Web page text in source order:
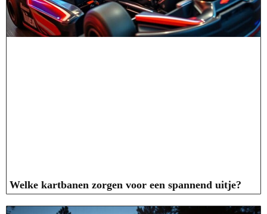
Welke kartbanen zorgen voor een spannend uitje?